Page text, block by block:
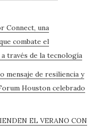
Connect, una
combate el
través de la tecnología
mensaje de resiliencia y
Houston celebrado
EL VERANO CON